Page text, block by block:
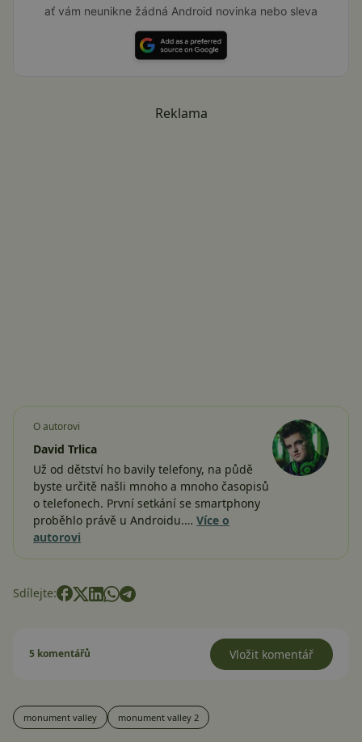
ať vám neunikne žádná Android novinka nebo sleva
Reklama
O autorovi
David Trlica
Už od dětství ho bavily telefony, na půdě
byste určitě našli mnoho a mnoho časopisů
o telefonech. První setkání se smartphony
proběhlo právě u Androidu.… Více o
autorovi
Sdílejte:
5 komentářů Vložit komentář
monument valley monument valley 2